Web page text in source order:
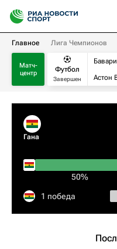
Главное Лига Чемпионов
Матч-
центр
Футбол
Завершен
Астон
Гана
50%
1 победа